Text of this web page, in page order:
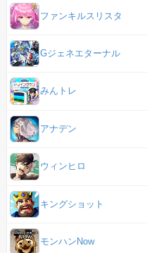
ファンキルスリスタ
Gジェネエターナル
みんトレ
アナデン
ウィンヒロ
キングショット
モンハンNow